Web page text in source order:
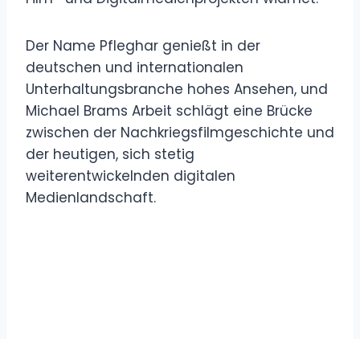
Der Name Pfleghar genießt in der
deutschen und internationalen
Unterhaltungsbranche hohes Ansehen, und
Michael Brams Arbeit schlägt eine Brücke
zwischen der Nachkriegsfilmgeschichte und
der heutigen, sich stetig
weiterentwickelnden digitalen
Medienlandschaft.